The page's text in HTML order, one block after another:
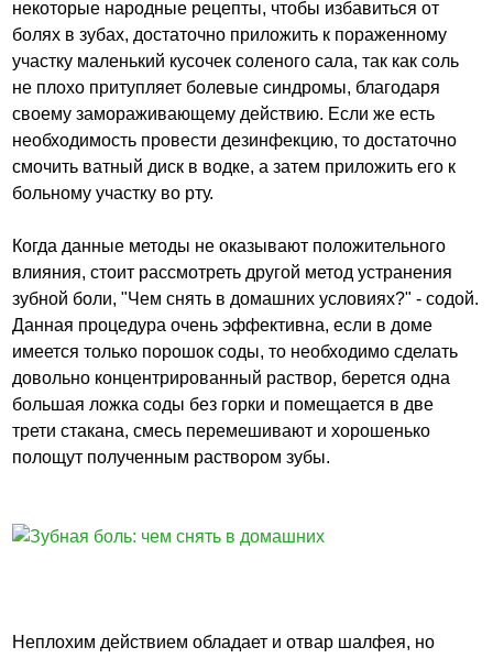
некоторые народные рецепты, чтобы избавиться от
болях в зубах, достаточно приложить к пораженному
участку маленький кусочек соленого сала, так как соль
не плохо притупляет болевые синдромы, благодаря
своему замораживающему действию. Если же есть
необходимость провести дезинфекцию, то достаточно
смочить ватный диск в водке, а затем приложить его к
больному участку во рту.
Когда данные методы не оказывают положительного
влияния, стоит рассмотреть другой метод устранения
зубной боли, "Чем снять в домашних условиях?" - содой.
Данная процедура очень эффективна, если в доме
имеется только порошок соды, то необходимо сделать
довольно концентрированный раствор, берется одна
большая ложка соды без горки и помещается в две
трети стакана, смесь перемешивают и хорошенько
полощут полученным раствором зубы.
Неплохим действием обладает и отвар шалфея, но